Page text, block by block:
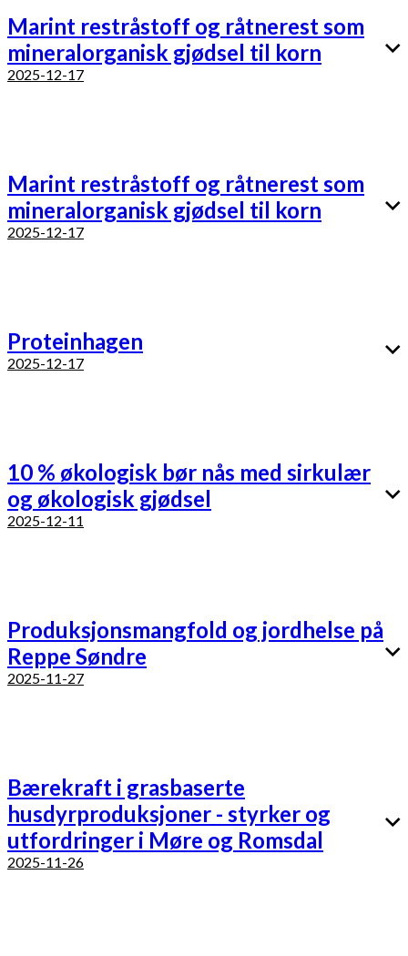
Marint restråstoff og råtnerest som
mineralorganisk gjødsel til korn
2025-12-17
Marint restråstoff og råtnerest som
mineralorganisk gjødsel til korn
2025-12-17
Proteinhagen
2025-12-17
10 % økologisk bør nås med sirkulær
og økologisk gjødsel
2025-12-11
Produksjonsmangfold og jordhelse på
Reppe Søndre
2025-11-27
Bærekraft i grasbaserte
husdyrproduksjoner - styrker og
utfordringer i Møre og Romsdal
2025-11-26